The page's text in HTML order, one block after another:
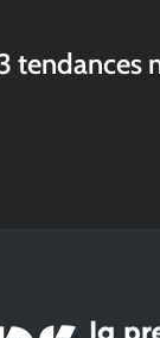
tendances